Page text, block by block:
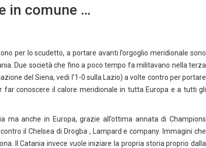
in comune …
per lo scudetto, a portare avanti l’orgoglio meridionale sono
Due società che fino a poco tempo fa militavano nella terza
del Siena, vedi l’1-0 sulla Lazio) a volte contro per portare
far conoscere il calore meridionale in tutta Europa e a tutti gli
ma anche in Europa, grazie all’ottima annata di Champions
il Chelsea di Drogba , Lampard e company. Immagini che
Il Catania invece vuole iniziare la propria storia proprio dalla